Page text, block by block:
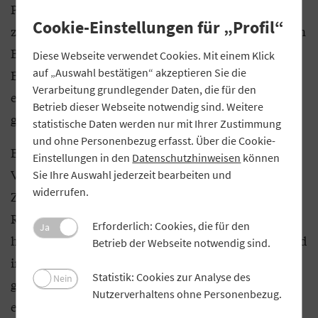
PwC im Auftrag der europäischen Bankenverbände
zeigt: Die Einführung des digitalen Euro könnte den
Bankensektor im Euroraum bis zu 30 Milliarden
Euro kosten. Und das, ohne dass bisher ein
erkennbarer Nutzen für die Allgemeinheit
geschaffen würde.
Ein weiteres Problem: Der digitale Euro könnte zu
Verlagerungen von Kundeneinlagen führen. In
Zeiten wirtschaftlicher Unsicherheit besteht das
Risiko, dass Unternehmen und Haushalte rasch
hohe Summen aus dem Bankensektor abziehen und
in digitale Euro umschichten. Selbst wenn eine
gesetzliche Obergrenze für die Haltebeträge
eingeführt wird – etwa 500 bis 3.000 Euro pro
Cookie-Einstellungen für „Profil“
Diese Webseite verwendet Cookies. Mit einem Klick
auf „Auswahl bestätigen“ akzeptieren Sie die
Verarbeitung grundlegender Daten, die für den
Betrieb dieser Webseite notwendig sind. Weitere
statistische Daten werden nur mit Ihrer Zustimmung
und ohne Personenbezug erfasst. Über die Cookie-
Einstellungen in den Datenschutzhinweisen können
Sie Ihre Auswahl jederzeit bearbeiten und
widerrufen.
Ja
Erforderlich: Cookies, die für den
Betrieb der Webseite notwendig sind.
Nein
Statistik: Cookies zur Analyse des
Nutzerverhaltens ohne Personenbezug.